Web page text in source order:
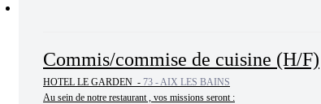
Commis/commise de cuisine (H/F)
HOTEL LE GARDEN - 73 - AIX LES BAINS
Au sein de notre restaurant , vos missions seront :